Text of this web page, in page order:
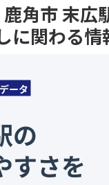
鹿角市 末
に関わる情